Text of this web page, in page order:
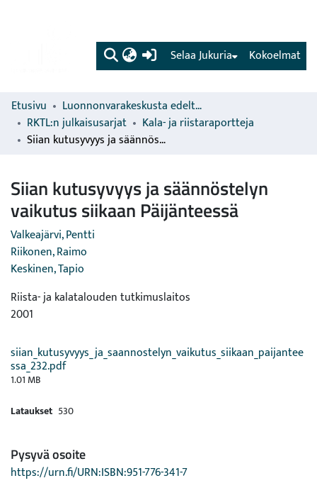
(current) Kokoelmat
Selaa Jukuria
Etusivu
Luonnonvarakeskusta edeltävien organisaatioiden sarjat
RKTL:n julkaisusarjat
Kala- ja riistaraportteja
Siian kutusyvyys ja säännöstelyn vaikutus siikaan Päijänteessä
Siian kutusyvyys ja säännöstelyn
vaikutus siikaan Päijänteessä
Valkeajärvi, Pentti
Riikonen, Raimo
Keskinen, Tapio
Riista- ja kalatalouden tutkimuslaitos
2001
siian_kutusyvyys_ja_saannostelyn_vaikutus_siikaan_paijantee
ssa_232.pdf
1.01 MB
Lataukset 530
Pysyvä osoite
https://urn.fi/URN:ISBN:951-776-341-7